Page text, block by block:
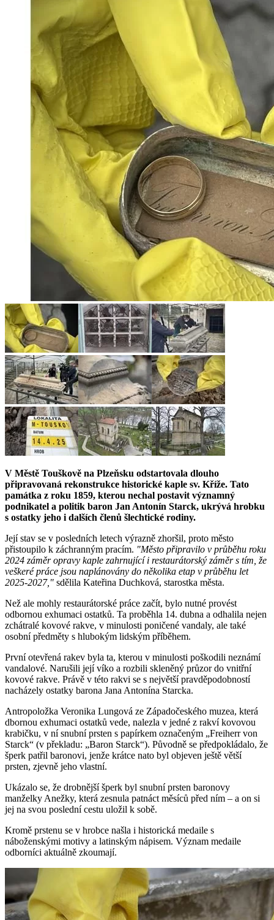
V Městě Touškově na Plzeňsku odstartovala dlouho
připravovaná rekonstrukce historické kaple sv. Kříže. Tato
památka z roku 1859, kterou nechal postavit významný
podnikatel a politik baron Jan Antonín Starck, ukrývá hrobku
s ostatky jeho i dalších členů šlechtické rodiny.
Její stav se v posledních letech výrazně zhoršil, proto město
přistoupilo k záchranným pracím. "Město připravilo v průběhu roku
2024 záměr opravy kaple zahrnující i restaurátorský záměr s tím, že
veškeré práce jsou naplánovány do několika etap v průběhu let
2025-2027," sdělila Kateřina Duchková, starostka města.
Než ale mohly restaurátorské práce začít, bylo nutné provést
odbornou exhumaci ostatků. Ta proběhla 14. dubna a odhalila nejen
zchátralé kovové rakve, v minulosti poničené vandaly, ale také
osobní předměty s hlubokým lidským příběhem.
První otevřená rakev byla ta, kterou v minulosti poškodili neznámí
vandalové. Narušili její víko a rozbili skleněný průzor do vnitřní
kovové rakve. Právě v této rakvi se s největší pravděpodobností
nacházely ostatky barona Jana Antonína Starcka.
Antropoložka Veronika Lungová ze Západočeského muzea, která
dbornou exhumaci ostatků vede, nalezla v jedné z rakví kovovou
krabičku, v ní snubní prsten s papírkem označeným „Freiherr von
Starck“ (v překladu: „Baron Starck“). Původně se předpokládalo, že
šperk patřil baronovi, jenže krátce nato byl objeven ještě větší
prsten, zjevně jeho vlastní.
Ukázalo se, že drobnější šperk byl snubní prsten baronovy
manželky Anežky, která zesnula patnáct měsíců před ním – a on si
jej na svou poslední cestu uložil k sobě.
Kromě prstenu se v hrobce našla i historická medaile s
náboženskými motivy a latinským nápisem. Význam medaile
odborníci aktuálně zkoumají.